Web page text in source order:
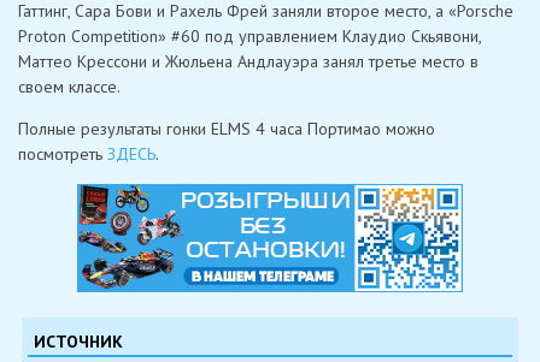
Гаттинг, Сара Бови и Рахель Фрей заняли второе место, а «Porsche
Proton Competition» #60 под управлением Клаудио Скьявони,
Маттео Крессони и Жюльена Андлауэра занял третье место в
своем классе.
Полные результаты гонки ELMS 4 часа Портимао можно
посмотреть ЗДЕСЬ.
ИСТОЧНИК